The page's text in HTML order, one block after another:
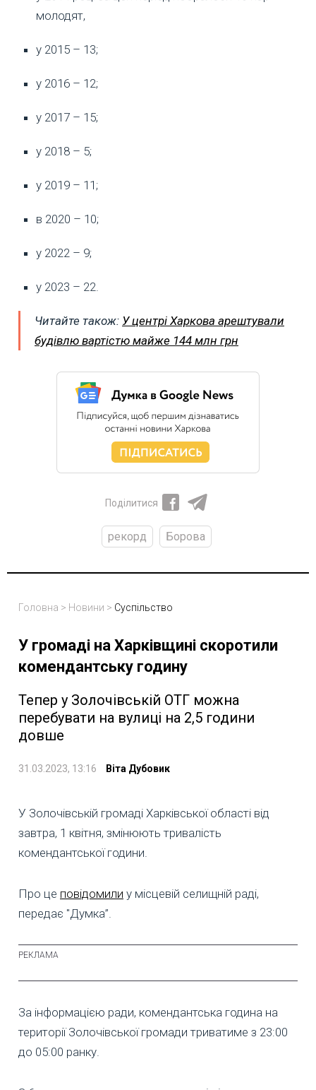
молодят,
у 2015 – 13;
у 2016 – 12;
у 2017 – 15;
у 2018 – 5;
у 2019 – 11;
в 2020 – 10;
у 2022 – 9;
у 2023 – 22.
Читайте також: У центрі Харкова арештували
будівлю вартістю майже 144 млн грн
Поділитися
рекорд Борова
Головна > Новини > Суспільство
У громаді на Харківщині скоротили
комендантську годину
Тепер у Золочівській ОТГ можна
перебувати на вулиці на 2,5 години
довше
31.03.2023, 13:16 Віта Дубовик
У Золочівській громаді Харківської області від
завтра, 1 квітня, змінюють тривалість
комендантської години.
Про це повідомили у місцевій селищній раді,
передає "Думка”.
За інформацією ради, комендантська година на
території Золочівської громади триватиме з 23:00
до 05:00 ранку.